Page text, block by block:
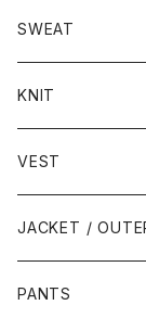
SWEAT
KNIT
VEST
JACKET /
PANTS